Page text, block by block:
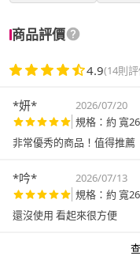
商品評價
4.9(14則
*妍* 2026/07/20
規格：約 寬
非常優秀的商品！值得推薦
*吟* 2026/07/13
規格：約 寬
還沒使用 看起來很方便